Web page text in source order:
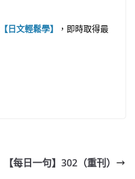
【日文輕鬆學】
，即時取得最
【每日一句】302（重刊）